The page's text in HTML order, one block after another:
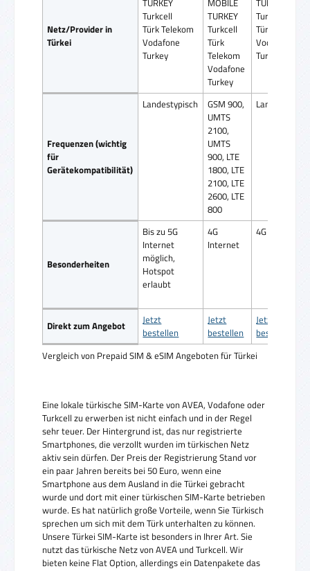
Vergleich von Prepaid SIM & eSIM Angeboten für Türkei
Netz/Provider in
Türkei
Turkcell
Türk Telekom
Vodafone
Turkey
TURKEY
Turkcell
Türk
Telekom
Vodafone
Turkey
Turkcell
Türk Telekom
Vodafone
Turkey
Frequenzen (wichtig
für
Gerätekompatibilität)
Landestypisch
GSM 900,
UMTS
2100,
UMTS
900, LTE
1800, LTE
2100, LTE
2600, LTE
800
Besonderheiten
Bis zu 5G
Internet
möglich,
Hotspot
erlaubt
4G
Internet
4G Internet
Direkt zum Angebot
Jetzt
bestellen
Jetzt
bestellen
Jetzt
bestellen
Eine lokale türkische SIM-Karte von AVEA, Vodafone oder
Turkcell zu erwerben ist nicht einfach und in der Regel
sehr teuer. Der Hintergrund ist, das nur registrierte
Smartphones, die verzollt wurden im türkischen Netz
aktiv sein dürfen. Der Preis der Registrierung Stand vor
ein paar Jahren bereits bei 50 Euro, wenn eine
Smartphone aus dem Ausland in die Türkei gebracht
wurde und dort mit einer türkischen SIM-Karte betrieben
wurde. Es hat natürlich große Vorteile, wenn Sie Türkisch
sprechen um sich mit dem Türk unterhalten zu können.
Unsere Türkei SIM-Karte ist besonders in Ihrer Art. Sie
nutzt das türkische Netz von AVEA und Turkcell. Wir
bieten keine Flat Option, allerdings ein Datenpakete das